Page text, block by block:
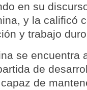
en su
y la calificó
y trabajo
se encuentra
de
de